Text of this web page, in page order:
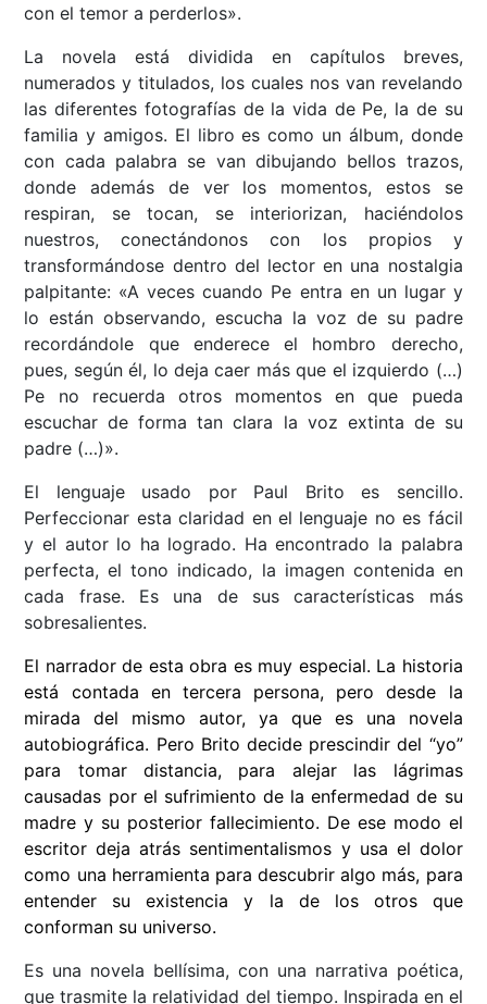
con el temor a perderlos».
La novela está dividida en capítulos breves,
numerados y titulados, los cuales nos van revelando
las diferentes fotografías de la vida de Pe, la de su
familia y amigos. El libro es como un álbum, donde
con cada palabra se van dibujando bellos trazos,
donde además de ver los momentos, estos se
respiran, se tocan, se interiorizan, haciéndolos
nuestros, conectándonos con los propios y
transformándose dentro del lector en una nostalgia
palpitante: «A veces cuando Pe entra en un lugar y
lo están observando, escucha la voz de su padre
recordándole que enderece el hombro derecho,
pues, según él, lo deja caer más que el izquierdo (…)
Pe no recuerda otros momentos en que pueda
escuchar de forma tan clara la voz extinta de su
padre (…)».
El lenguaje usado por Paul Brito es sencillo.
Perfeccionar esta claridad en el lenguaje no es fácil
y el autor lo ha logrado. Ha encontrado la palabra
perfecta, el tono indicado, la imagen contenida en
cada frase. Es una de sus características más
sobresalientes.
El narrador de esta obra es muy especial. La historia
está contada en tercera persona, pero desde la
mirada del mismo autor, ya que es una novela
autobiográfica. Pero Brito decide prescindir del “yo”
para tomar distancia, para alejar las lágrimas
causadas por el sufrimiento de la enfermedad de su
madre y su posterior fallecimiento. De ese modo el
escritor deja atrás sentimentalismos y usa el dolor
como una herramienta para descubrir algo más, para
entender su existencia y la de los otros que
conforman su universo.
Es una novela bellísima, con una narrativa poética,
que trasmite la relatividad del tiempo. Inspirada en el